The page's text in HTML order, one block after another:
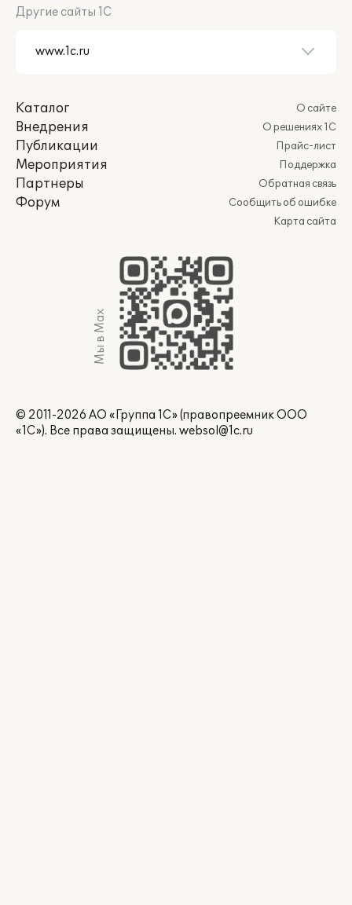
Другие сайты 1С
Каталог
Внедрения
Публикации
Мероприятия
Партнеры
Форум
О сайте
О решениях 1С
Прайс-лист
Поддержка
Обратная связь
Сообщить об ошибке
Карта сайта
Мы в Max
© 2011-2026 АО «Группа 1С» (правопреемник ООО
«1С»). Все права защищены. websol@1c.ru